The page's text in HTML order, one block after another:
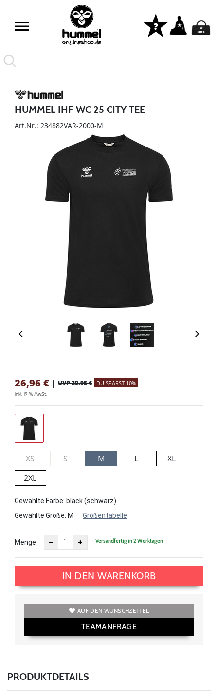
HUMMEL IHF WC 25 CITY TEE
Art.Nr.: 234882VAR-2000-M
26,96 € | UVP 29,95 € DU SPARST 10%
inkl. 19 % MwSt.
XS S M L
XL
2XL
Gewählte Farbe: black (schwarz)
Gewählte Größe: M Größentabelle
Menge Versandfertig in 2 Werktagen
IN DEN WARENKORB
AUF DEN WUNSCHZETTEL
TEAMANFRAGE
PRODUKTDETAILS